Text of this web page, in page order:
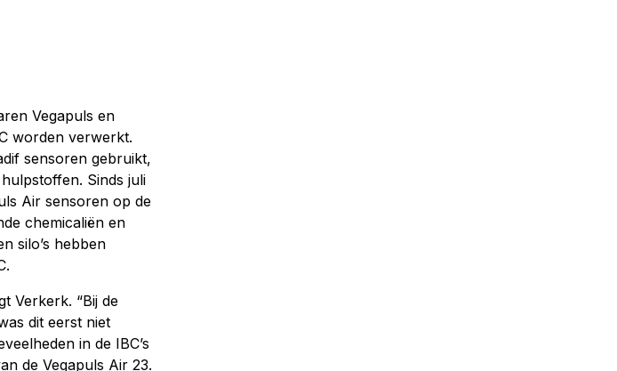
Vegapuls en
worden verwerkt.
sensoren gebruikt,
Sinds juli
Air sensoren op de
chemicaliën en
silo’s hebben
Verkerk. “Bij de
dit eerst niet
in de IBC’s
de Vegapuls Air 23.